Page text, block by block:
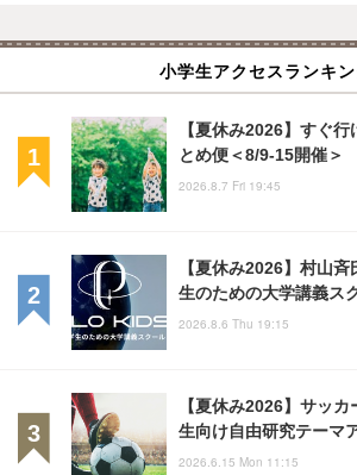
小学生アクセスランキ
【夏休み2026】すぐ
とめ便＜8/9-15開催＞
2026.8.7 Fri 19:45
【夏休み2026】村山
生のための大学講義ス
2026.8.6 Thu 19:15
【夏休み2026】サッ
生向け自由研究テーマ
2026.6.15 Mon 11:15